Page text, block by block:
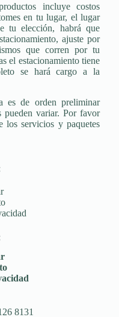
incluye costos
en tu lugar, el lugar
tu elección, habrá que
ajuste por
que corren por tu
el estacionamiento tiene
se hará cargo a la
es de orden preliminar
variar. Por favor
los servicios y paquetes
8131